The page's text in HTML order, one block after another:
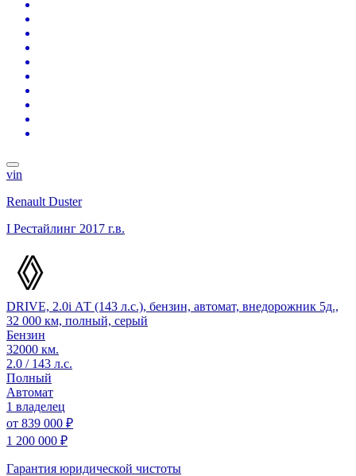
vin
Renault Duster
I Рестайлинг 2017 г.в.
DRIVE, 2.0i АТ (143 л.с.), бензин, автомат, внедорожник 5д.,
32 000 км, полный, серый
Бензин
32000 км.
2.0 / 143 л.с.
Полный
Автомат
1 владелец
от 839 000 ₽
1 200 000 ₽
Гарантия юридической чистоты